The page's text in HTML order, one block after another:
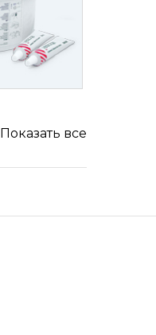
Показать все